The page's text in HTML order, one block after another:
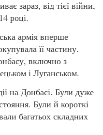
зараз, від тієї війни,
році.
армія вперше
її частину.
включно з
і Луганськом.
на Донбасі. Були дуже
Були й короткі
багатьох складних